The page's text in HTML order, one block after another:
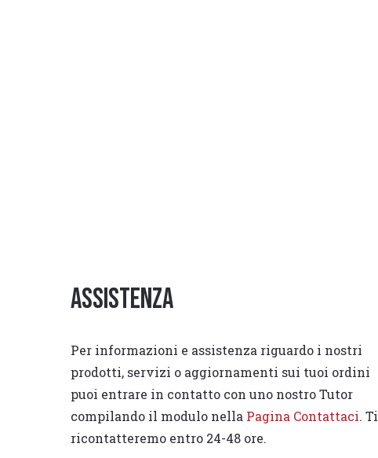
Assistenza
Per informazioni e assistenza riguardo i nostri
prodotti, servizi o aggiornamenti sui tuoi ordini
puoi entrare in contatto con uno nostro Tutor
compilando il modulo nella Pagina Contattaci. Ti
ricontatteremo entro 24-48 ore.